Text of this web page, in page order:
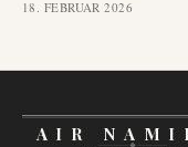
18. FEBRUAR 2026
AIR